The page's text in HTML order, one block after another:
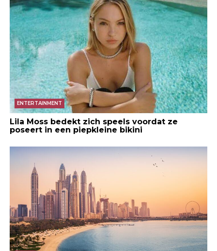
ENTERTAINMENT
Lila Moss bedekt zich speels voordat ze
poseert in een piepkleine bikini